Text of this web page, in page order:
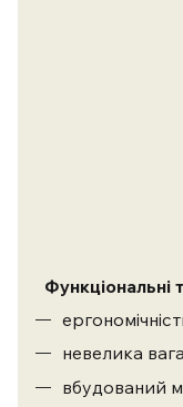
Функціональні
невелика
вбудований